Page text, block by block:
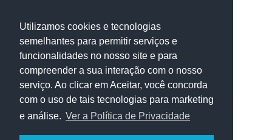
Utilizamos cookies e tecnologias
semelhantes para permitir serviços e
funcionalidades no nosso site e para
compreender a sua interação com o nosso
serviço. Ao clicar em Aceitar, você concorda
com o uso de tais tecnologias para marketing
e análise. Ver a Política de Privacidade